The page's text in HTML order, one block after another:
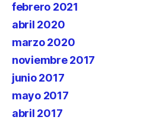
febrero 2021
abril 2020
marzo 2020
noviembre 2017
junio 2017
mayo 2017
abril 2017